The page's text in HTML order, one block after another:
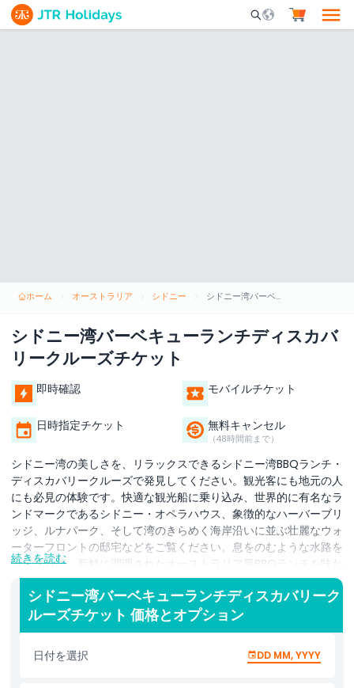
Mobile Search
ホーム オーストラリア シドニー シドニー湾バーベキューランチディスカバリークルーズチケット
シドニー湾バーベキューランチディスカバ
リークルーズチケット
即時確認 モバイルチケット
日時指定チケット 無料キャンセル
（48時間前まで）
シドニー湾の美しさを、リラックスできるシドニー湾BBQランチ・
ディスカバリークルーズで発見してください。観光客にも地元の人
にも必見の体験です。快適な観光船に乗り込み、世界的に有名なラ
ンドマークであるシドニー・オペラハウス、象徴的なハーバーブリ
ッジ、ルナパーク、そして湾のきらめく海岸沿いに並ぶ壮麗なウォ
ーターフロントの邸宅などをご覧ください。息をのむような水路を
航行する間、新鮮に調理されたオーストラリア風BBQランチを味わ
い、ジューシーな各種肉料理や新鮮なサラダ、サイドディッシュの
数々を、パノラマのハーバーの眺めとともにお楽しみいただけま
す。広々とした屋内席とオープンデッキを備えたこのクルーズは、
くつろぎや観光、シドニーの最も象徴的な名所の素晴らしい写真撮
影に最適な環境を提供します。経験豊富なホストによるライブまた
は録音のガイド解説で旅をより充実させ、シドニーの豊かな歴史、
続きを読む
シドニー湾バーベキューランチディスカバリーク
ルーズチケット 価格とオプション
日付を選択 DD MM, YYYY